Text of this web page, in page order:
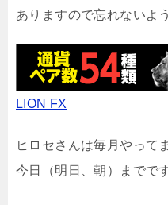
ありますので忘れないよ
LION FX
ヒロセさんは毎月やって
今日（明日、朝）までで